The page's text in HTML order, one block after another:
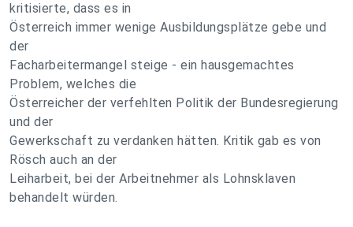
kritisierte, dass es in
Österreich immer wenige Ausbildungsplätze gebe und
der
Facharbeitermangel steige - ein hausgemachtes
Problem, welches die
Österreicher der verfehlten Politik der Bundesregierung
und der
Gewerkschaft zu verdanken hätten. Kritik gab es von
Rösch auch an der
Leiharbeit, bei der Arbeitnehmer als Lohnsklaven
behandelt würden.